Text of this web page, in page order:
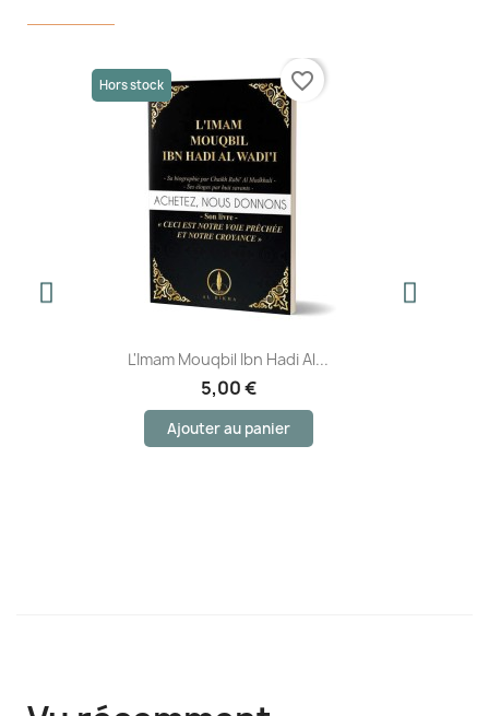
L'Imam Mouqbil Ibn Hadi Al...
5,00 €
Ajouter au panier
Hors stock favorite_border